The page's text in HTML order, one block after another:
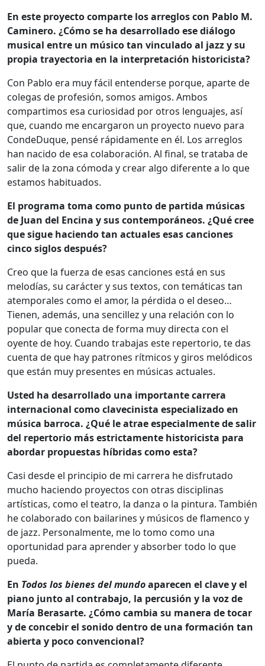
En este proyecto comparte los arreglos con Pablo M.
Caminero. ¿Cómo se ha desarrollado ese diálogo
musical entre un músico tan vinculado al jazz y su
propia trayectoria en la interpretación historicista?
Con Pablo era muy fácil entenderse porque, aparte de
colegas de profesión, somos amigos. Ambos
compartimos esa curiosidad por otros lenguajes, así
que, cuando me encargaron un proyecto nuevo para
CondeDuque, pensé rápidamente en él. Los arreglos
han nacido de esa colaboración. Al final, se trataba de
salir de la zona cómoda y crear algo diferente a lo que
estamos habituados.
El programa toma como punto de partida músicas
de Juan del Encina y sus contemporáneos. ¿Qué cree
que sigue haciendo tan actuales esas canciones
cinco siglos después?
Creo que la fuerza de esas canciones está en sus
melodías, su carácter y sus textos, con temáticas tan
atemporales como el amor, la pérdida o el deseo…
Tienen, además, una sencillez y una relación con lo
popular que conecta de forma muy directa con el
oyente de hoy. Cuando trabajas este repertorio, te das
cuenta de que hay patrones rítmicos y giros melódicos
que están muy presentes en músicas actuales.
Usted ha desarrollado una importante carrera
internacional como clavecinista especializado en
música barroca. ¿Qué le atrae especialmente de salir
del repertorio más estrictamente historicista para
abordar propuestas híbridas como esta?
Casi desde el principio de mi carrera he disfrutado
mucho haciendo proyectos con otras disciplinas
artísticas, como el teatro, la danza o la pintura. También
he colaborado con bailarines y músicos de flamenco y
de jazz. Personalmente, me lo tomo como una
oportunidad para aprender y absorber todo lo que
pueda.
En Todos los bienes del mundoaparecen el clave y el
piano junto al contrabajo, la percusión y la voz de
María Berasarte. ¿Cómo cambia su manera de tocar
y de concebir el sonido dentro de una formación tan
abierta y poco convencional?